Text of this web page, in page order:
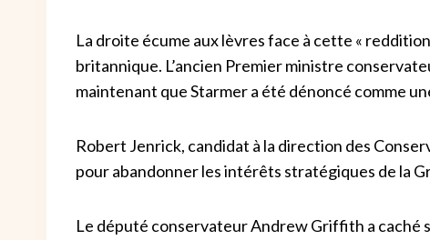
La droite écume aux lèvres face à cette «
britannique. L’ancien Premier ministre
maintenant que Starmer a été dénoncé comme
Robert Jenrick, candidat à la direction des
pour abandonner les intérêts stratégiques de la
Le député conservateur Andrew Griffith a caché